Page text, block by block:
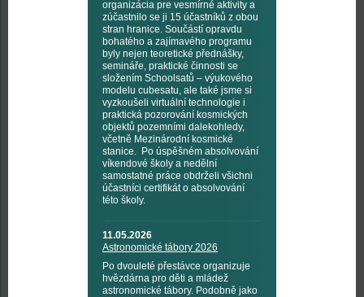
organizácia pre vesmírné aktivity a
zúčastnilo se ji 15 účastníků z obou
stran hranice. Součástí opravdu
bohatého a zajímavého programu
byly nejen teoretické přednášky,
semináře, praktické činnosti se
složením Schoolsatů – výukového
modelu cubesatu, ale také jsme si
vyzkoušeli virtuální technologie i
praktická pozorování kosmických
objektů pozemními dalekohledy,
včetně Mezinárodní kosmické
stanice. Po úspěšném absolvování
víkendové školy a nedělní
samostatné práce obdrželi všichni
účastníci certifikát o absolvování
této školy.
11.05.2026
Astronomické tábory 2026
Po dvouleté přestávce organizuje
hvězdárna pro děti a mládež
astronomické tábory. Podobně jako